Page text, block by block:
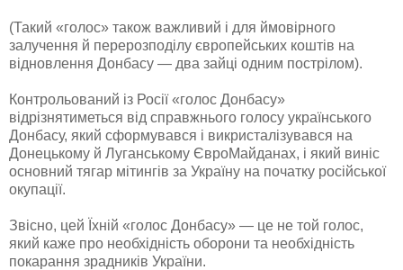
(Такий «голос» також важливий і для ймовірного
залучення й перерозподілу європейських коштів на
відновлення Донбасу — два зайці одним пострілом).
Контрольований із Росії «голос Донбасу»
відрізнятиметься від справжнього голосу українського
Донбасу, який сформувався і викристалізувався на
Донецькому й Луганському ЄвроМайданах, і який виніс
основний тягар мітингів за Україну на початку російської
окупації.
Звісно, цей Їхній «голос Донбасу» — це не той голос,
який каже про необхідність оборони та необхідність
покарання зрадників України.